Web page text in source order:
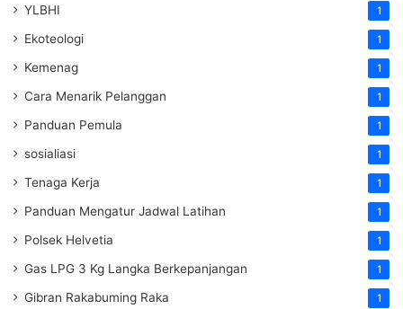
YLBHI 1
Ekoteologi 1
Kemenag 1
Cara Menarik Pelanggan 1
Panduan Pemula 1
sosialiasi 1
Tenaga Kerja 1
Panduan Mengatur Jadwal Latihan 1
Polsek Helvetia 1
Gas LPG 3 Kg Langka Berkepanjangan 1
Gibran Rakabuming Raka 1